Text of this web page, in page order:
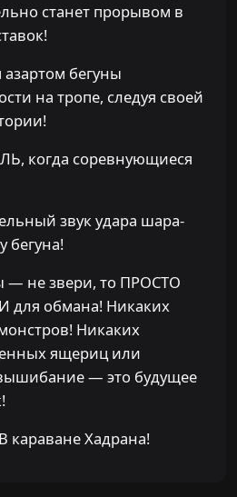
станет прорывом в
бегуны
на тропе, следуя своей
когда соревнующиеся
звук удара шара-
бегуна!
— не звери, то ПРОСТО
обмана! Никаких
Никаких
ящериц или
— это будущее
караване Хадрана!